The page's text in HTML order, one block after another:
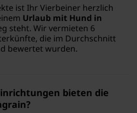
ist Ihr Vierbeiner herzlich
Urlaub mit Hund in
steht. Wir vermieten 6
die im Durchschnitt
bewertet wurden.
bieten die